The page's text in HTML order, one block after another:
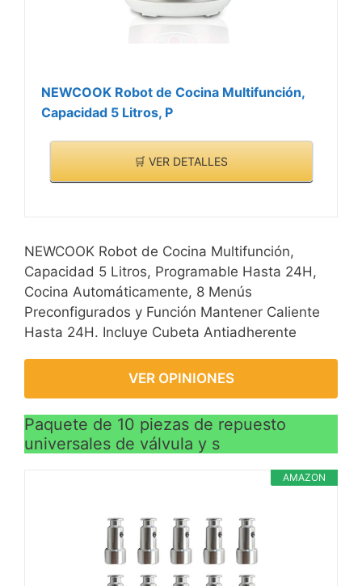
NEWCOOK Robot de Cocina Multifunción,
Capacidad 5 Litros, P
🛒 VER DETALLES
NEWCOOK Robot de Cocina Multifunción,
Capacidad 5 Litros, Programable Hasta 24H,
Cocina Automáticamente, 8 Menús
Preconfigurados y Función Mantener Caliente
Hasta 24H. Incluye Cubeta Antiadherente
VER OPINIONES
Paquete de 10 piezas de repuesto
universales de válvula y s
AMAZON